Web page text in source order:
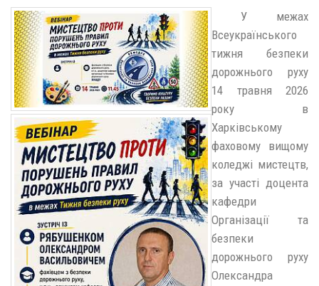
У межах
Всеукраїнського
тижня безпеки
дорожнього руху
14 травня 2026
року в
Харківському
фаховому вищому
коледжі мистецтв,
за участі доцента
кафедри
Організації та
безпеки
дорожнього руху
Олександра